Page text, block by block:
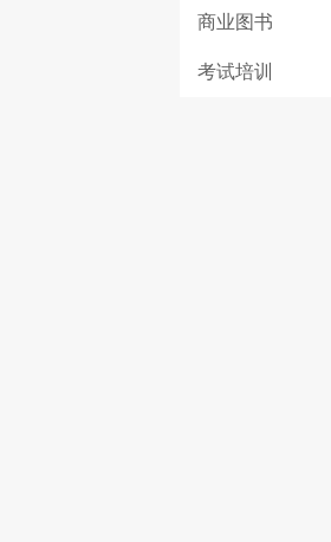
商业图书
考试培训